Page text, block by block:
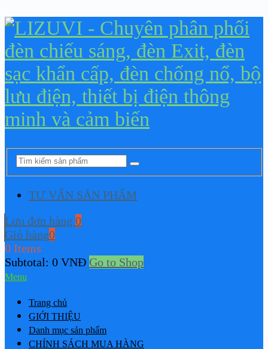
TƯ VẤN SẢN PHẨM
Lưu đơn hàng 0
Giỏ hàng0
0 Items
Subtotal: 0 VNĐ Go to Shop
Menu
Trang chủ
GIỚI THIỆU
Danh mục sản phẩm
CHÍNH SÁCH MUA HÀNG